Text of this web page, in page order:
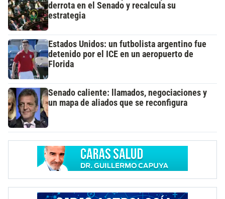
derrota en el Senado y recalcula su
estrategia
Estados Unidos: un futbolista argentino fue
detenido por el ICE en un aeropuerto de
Florida
Senado caliente: llamados, negociaciones y
un mapa de aliados que se reconfigura